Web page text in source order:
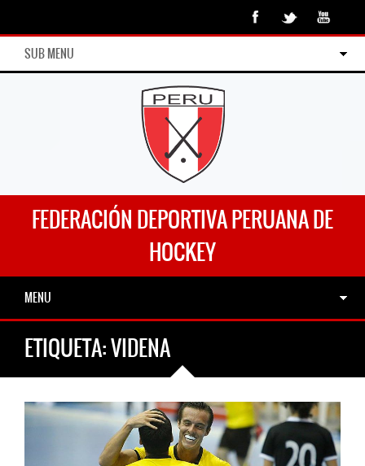
SUB MENU
FEDERACIÓN DEPORTIVA PERUANA DE
HOCKEY
MENU
ETIQUETA:VIDENA